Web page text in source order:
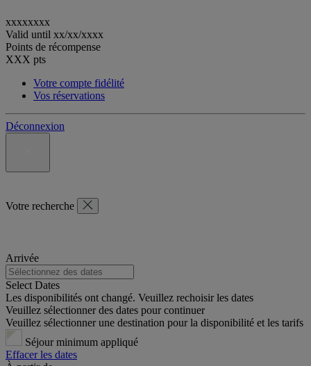
xxxxxxxx
Valid until xx/xx/xxxx
Points de récompense
XXX pts
Votre compte fidélité
Vos réservations
Déconnexion
Votre recherche
Arrivée
Select Dates
Les disponibilités ont changé. Veuillez rechoisir les dates
Veuillez sélectionner des dates pour continuer
Veuillez sélectionner une destination pour la disponibilité et les tarifs
Séjour minimum appliqué
Effacer les dates